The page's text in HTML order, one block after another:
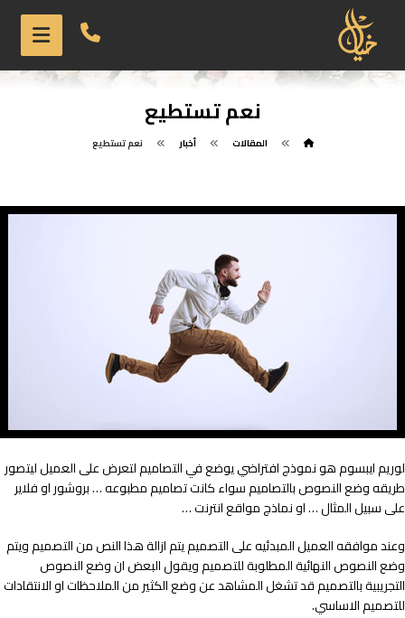
نعم تستطيع
المقالات أخبار نعم تستطيع
لوريم ايبسوم هو نموذج افتراضي يوضع في التصاميم لتعرض على العميل ليتصور
طريقه وضع النصوص بالتصاميم سواء كانت تصاميم مطبوعه … بروشور او فلاير
على سبيل المثال … او نماذج مواقع انترنت …
وعند موافقه العميل المبدئيه على التصميم يتم ازالة هذا النص من التصميم ويتم
وضع النصوص النهائية المطلوبة للتصميم ويقول البعض ان وضع النصوص
التجريبية بالتصميم قد تشغل المشاهد عن وضع الكثير من الملاحظات او الانتقادات
للتصميم الاساسي.